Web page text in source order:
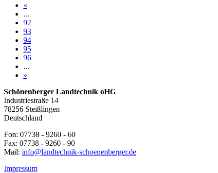
«
...
92
93
94
95
96
...
»
Schönenberger Landtechnik oHG
Industriestraße 14
78256 Steißlingen
Deutschland
Fon: 07738 - 9260 - 60
Fax: 07738 - 9260 - 90
Mail: info@landtechnik-schoenenberger.de
Impressum